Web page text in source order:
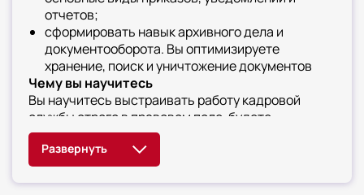
отчетов;
сформировать навык архивного дела и
документооборота. Вы оптимизируете
хранение, поиск и уничтожение документов
Чему вы научитесь
Вы научитесь выстраивать работу кадровой
службы строго в правовом поле, будете
использовать Квалификационный справочник и
профстандарты, разработаете и
внедрите Коллективный договор, создадите
регламент документооборота для своей